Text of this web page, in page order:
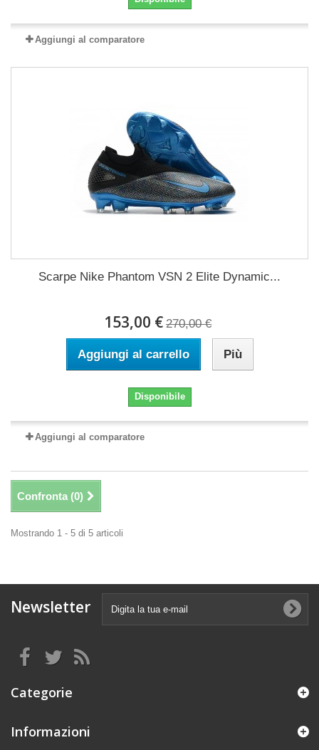
Aggiungi al comparatore
Scarpe Nike Phantom VSN 2 Elite Dynamic...
153,00 € 270,00 €
Aggiungi al carrello Più
Disponibile
Aggiungi al comparatore
Confronta (0)
Mostrando 1 - 5 di 5 articoli
Newsletter
Categorie
Informazioni